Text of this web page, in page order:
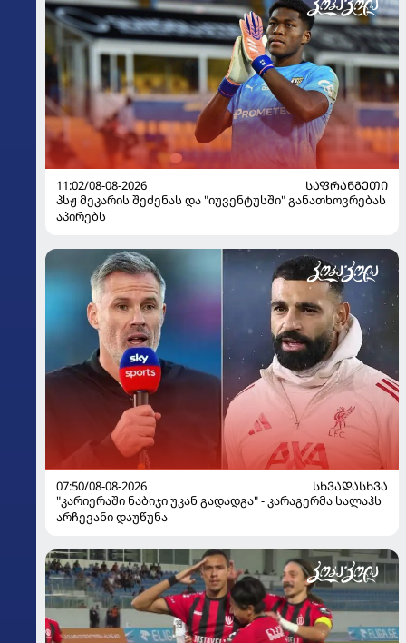
11:02/08-08-2026
ᲡᲐᲤᲠᲐᲜᲒᲔᲗᲘ
პსჟ მეკარის შეძენას და "იუვენტუსში" განათხოვრებას
აპირებს
07:50/08-08-2026
ᲡᲮᲕᲐᲓᲐᲡᲮᲕᲐ
"კარიერაში ნაბიჯი უკან გადადგა" - კარაგერმა სალაჰს
არჩევანი დაუწუნა